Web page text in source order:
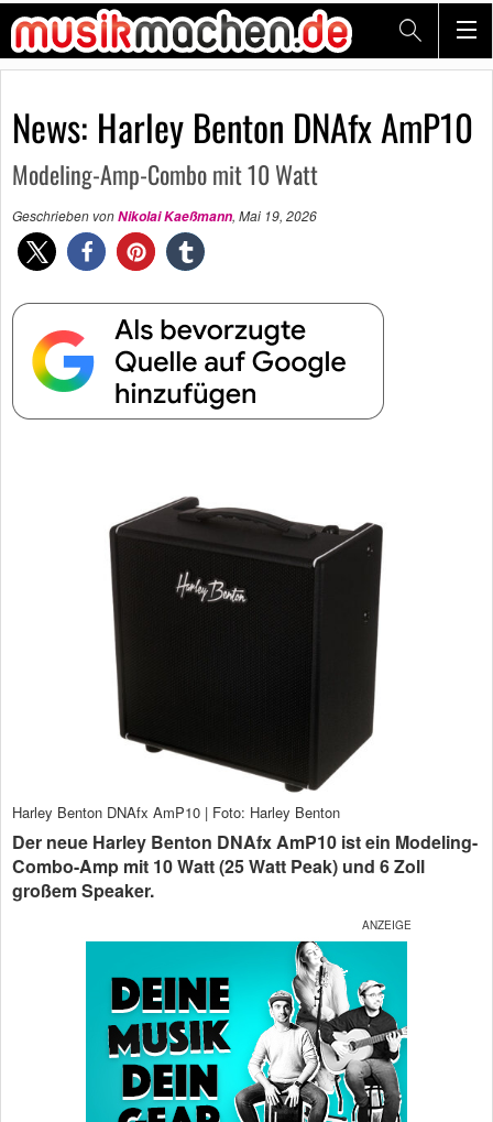
News: Harley Benton DNAfx AmP10
Modeling-Amp-Combo mit 10 Watt
Geschrieben vonNikolai Kaeßmann, Mai 19, 2026
Harley Benton DNAfx AmP10 | Foto: Harley Benton
Der neue Harley Benton DNAfx AmP10 ist ein Modeling-
Combo-Amp mit 10 Watt (25 Watt Peak) und 6 Zoll
großem Speaker.